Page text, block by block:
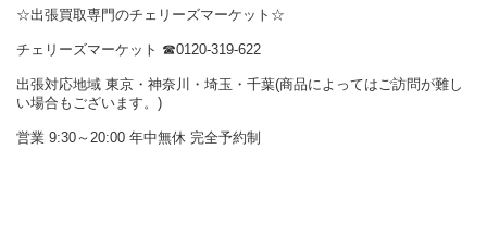
☆出張買取専門のチェリーズマーケット☆
チェリーズマーケット ☎︎0120-319-622
出張対応地域 東京・神奈川・埼玉・千葉(商品によってはご訪問が難し
い場合もございます。)
営業 9:30～20:00 年中無休 完全予約制